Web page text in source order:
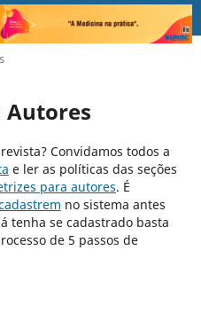
Convidamos todos a
e ler as políticas das seções
para autores. É
no sistema antes
tenha se cadastrado basta
de 5 passos de